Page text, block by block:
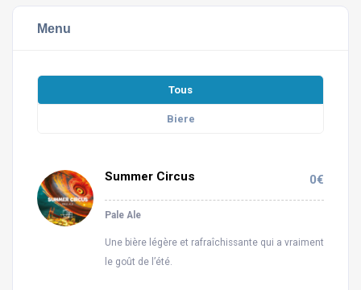
Menu
Tous
Biere
Summer Circus 0€
Pale Ale
Une bière légère et rafraîchissante qui a vraiment
le goût de l’été.